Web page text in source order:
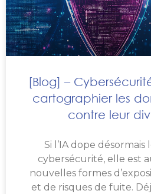
[Blog] –
cartographier les
contre leur
Si l’IA dope désormais
cybersécurité, elle est
nouvelles formes
et de risques de fuite.